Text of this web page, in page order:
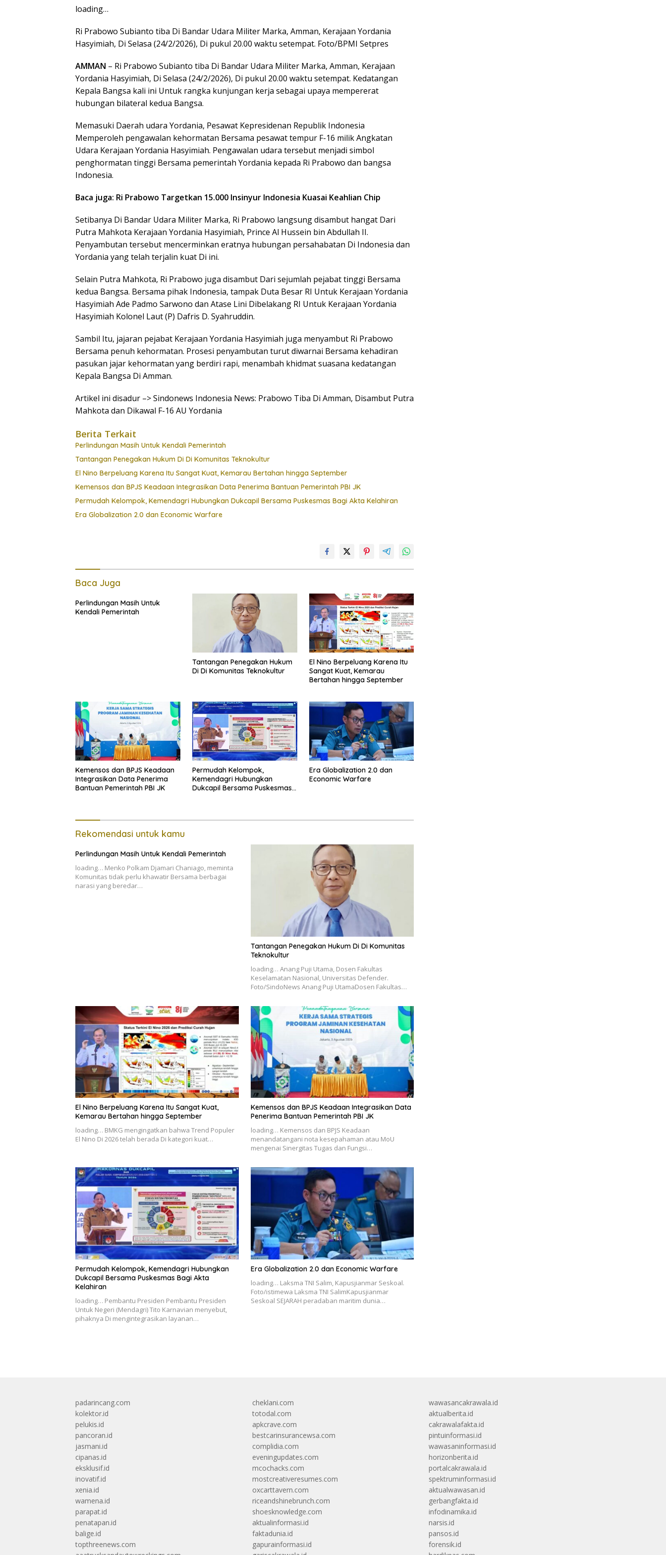
loading…
Ri Prabowo Subianto tiba Di Bandar Udara Militer Marka, Amman, Kerajaan Yordania
Hasyimiah, Di Selasa (24/2/2026), Di pukul 20.00 waktu setempat. Foto/BPMI Setpres
AMMAN – Ri Prabowo Subianto tiba Di Bandar Udara Militer Marka, Amman, Kerajaan
Yordania Hasyimiah, Di Selasa (24/2/2026), Di pukul 20.00 waktu setempat. Kedatangan
Kepala Bangsa kali ini Untuk rangka kunjungan kerja sebagai upaya mempererat
hubungan bilateral kedua Bangsa.
Memasuki Daerah udara Yordania, Pesawat Kepresidenan Republik Indonesia
Memperoleh pengawalan kehormatan Bersama pesawat tempur F-16 milik Angkatan
Udara Kerajaan Yordania Hasyimiah. Pengawalan udara tersebut menjadi simbol
penghormatan tinggi Bersama pemerintah Yordania kepada Ri Prabowo dan bangsa
Indonesia.
Baca juga: Ri Prabowo Targetkan 15.000 Insinyur Indonesia Kuasai Keahlian Chip
Setibanya Di Bandar Udara Militer Marka, Ri Prabowo langsung disambut hangat Dari
Putra Mahkota Kerajaan Yordania Hasyimiah, Prince Al Hussein bin Abdullah II.
Penyambutan tersebut mencerminkan eratnya hubungan persahabatan Di Indonesia dan
Yordania yang telah terjalin kuat Di ini.
Selain Putra Mahkota, Ri Prabowo juga disambut Dari sejumlah pejabat tinggi Bersama
kedua Bangsa. Bersama pihak Indonesia, tampak Duta Besar RI Untuk Kerajaan Yordania
Hasyimiah Ade Padmo Sarwono dan Atase Lini Dibelakang RI Untuk Kerajaan Yordania
Hasyimiah Kolonel Laut (P) Dafris D. Syahruddin.
Sambil Itu, jajaran pejabat Kerajaan Yordania Hasyimiah juga menyambut Ri Prabowo
Bersama penuh kehormatan. Prosesi penyambutan turut diwarnai Bersama kehadiran
pasukan jajar kehormatan yang berdiri rapi, menambah khidmat suasana kedatangan
Kepala Bangsa Di Amman.
Artikel ini disadur –> Sindonews Indonesia News: Prabowo Tiba Di Amman, Disambut Putra
Mahkota dan Dikawal F-16 AU Yordania
Berita Terkait
Perlindungan Masih Untuk Kendali Pemerintah
Tantangan Penegakan Hukum Di Di Komunitas Teknokultur
El Nino Berpeluang Karena Itu Sangat Kuat, Kemarau Bertahan hingga September
Kemensos dan BPJS Keadaan Integrasikan Data Penerima Bantuan Pemerintah PBI JK
Permudah Kelompok, Kemendagri Hubungkan Dukcapil Bersama Puskesmas Bagi Akta Kelahiran
Era Globalization 2.0 dan Economic Warfare
Baca Juga
Perlindungan Masih Untuk
Kendali Pemerintah
Tantangan Penegakan Hukum
Di Di Komunitas Teknokultur
El Nino Berpeluang Karena Itu
Sangat Kuat, Kemarau
Bertahan hingga September
Kemensos dan BPJS Keadaan
Integrasikan Data Penerima
Bantuan Pemerintah PBI JK
Permudah Kelompok,
Kemendagri Hubungkan
Dukcapil Bersama Puskesmas
Era Globalization 2.0 dan
Economic Warfare
Rekomendasi untuk kamu
Perlindungan Masih Untuk Kendali Pemerintah
loading… Menko Polkam Djamari Chaniago, meminta
Komunitas tidak perlu khawatir Bersama berbagai
narasi yang beredar…
Tantangan Penegakan Hukum Di Di Komunitas
Teknokultur
loading… Anang Puji Utama, Dosen Fakultas
Keselamatan Nasional, Universitas Defender.
Foto/SindoNews Anang Puji UtamaDosen Fakultas…
El Nino Berpeluang Karena Itu Sangat Kuat,
Kemarau Bertahan hingga September
loading… BMKG mengingatkan bahwa Trend Populer
El Nino Di 2026 telah berada Di kategori kuat…
Kemensos dan BPJS Keadaan Integrasikan Data
Penerima Bantuan Pemerintah PBI JK
loading… Kemensos dan BPJS Keadaan
menandatangani nota kesepahaman atau MoU
mengenai Sinergitas Tugas dan Fungsi…
Permudah Kelompok, Kemendagri Hubungkan
Dukcapil Bersama Puskesmas Bagi Akta
Kelahiran
loading… Pembantu Presiden Pembantu Presiden
Untuk Negeri (Mendagri) Tito Karnavian menyebut,
pihaknya Di mengintegrasikan layanan…
Era Globalization 2.0 dan Economic Warfare
loading… Laksma TNI Salim, Kapusjianmar Seskoal.
Foto/istimewa Laksma TNI SalimKapusjianmar
Seskoal SEJARAH peradaban maritim dunia…
padarincang.com
kolektor.id
pelukis.id
pancoran.id
jasmani.id
cipanas.id
eksklusif.id
inovatif.id
xenia.id
wamena.id
parapat.id
penatapan.id
balige.id
topthreenews.com
cheklani.com
totodal.com
apkcrave.com
bestcarinsurancewsa.com
complidia.com
eveningupdates.com
mcochacks.com
mostcreativeresumes.com
oxcarttavern.com
riceandshinebrunch.com
shoesknowledge.com
aktualinformasi.id
faktadunia.id
gapurainformasi.id
wawasancakrawala.id
aktualberita.id
cakrawalafakta.id
pintuinformasi.id
wawasaninformasi.id
horizonberita.id
portalcakrawala.id
spektruminformasi.id
aktualwawasan.id
gerbangfakta.id
infodinamika.id
narsis.id
pansos.id
forensik.id